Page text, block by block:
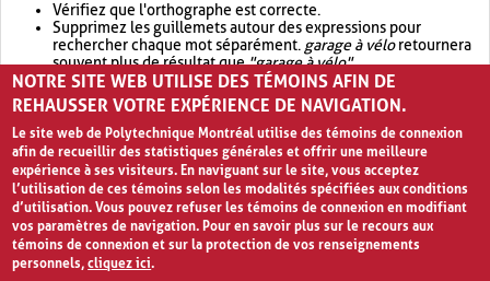
Vérifiez que l'orthographe est correcte.
Supprimez les guillemets autour des expressions pour
rechercher chaque mot séparément. garage à véloretournera
souvent plus de résultat que"garage à vélo".
Envisagez d'élargir votre recherche avec OR.garage OR vélo
retournera souvent plus de résultat quegarage à vélo
NOTRE SITE WEB UTILISE DES TÉMOINS AFIN DE
REHAUSSER VOTRE EXPÉRIENCE DE NAVIGATION.
Le site web de Polytechnique Montréal utilise des témoins de connexion
afin de recueillir des statistiques générales et offrir une meilleure
expérience à ses visiteurs. En naviguant sur le site, vous acceptez
l’utilisation de ces témoins selon les modalités spécifiées aux conditions
d’utilisation. Vous pouvez refuser les témoins de connexion en modifiant
vos paramètres de navigation. Pour en savoir plus sur le recours aux
témoins de connexion et sur la protection de vos renseignements
personnels,cliquez ici.